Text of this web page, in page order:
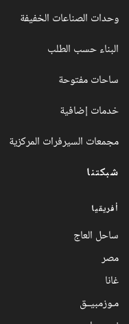
وحدات الصناعات الخفيفة
البناء حسب الطلب
ساحات مفتوحة
خدمات إضافية
مجمعات السيرفرات المركزية
شبكتنا
أفريقيا
ساحل العاج
مصر
غانا
مـوزمبيــق